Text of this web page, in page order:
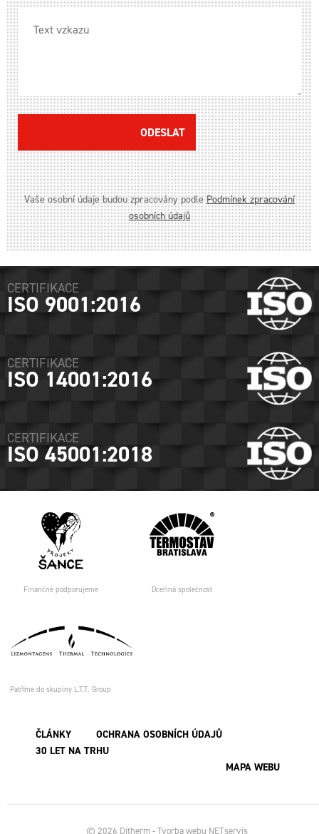
ODESLAT
Vaše osobní údaje budou zpracovány podlePodmínek zpracování
osobních údajů
CERTIFIKACE
ISO 9001:2016
CERTIFIKACE
ISO 14001:2016
CERTIFIKACE
ISO 45001:2018
Finančně podporujeme Dceřiná společnost
Patříme do skupiny L.T.T. Group
ČLÁNKY
OCHRANA OSOBNÍCH ÚDAJŮ
30 LET NA TRHU
MAPA WEBU
© 2026 Ditherm - Tvorba webu NETservis